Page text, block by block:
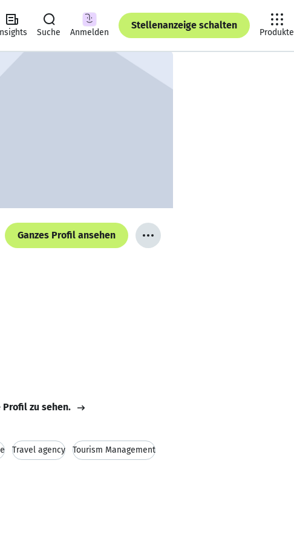
Suche Anmelden
Stellenanzeige schalten
Produkte
Ganzes Profil ansehen
Profil zu sehen.
Travel agency Tourism Management